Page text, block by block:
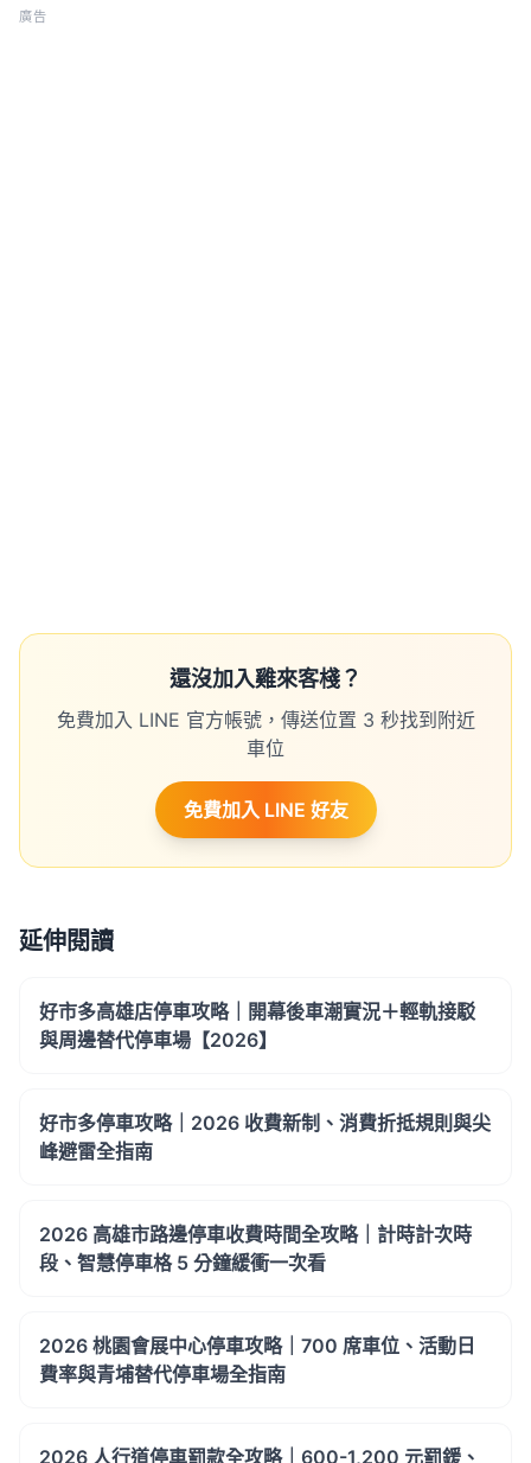
廣告
還沒加入雞來客棧？
免費加入 LINE 官方帳號，傳送位置 3 秒找到附近
車位
免費加入 LINE 好友
延伸閱讀
好市多高雄店停車攻略｜開幕後車潮實況＋輕軌接駁
與周邊替代停車場【2026】
好市多停車攻略｜2026 收費新制、消費折抵規則與尖
峰避雷全指南
2026 高雄市路邊停車收費時間全攻略｜計時計次時
段、智慧停車格 5 分鐘緩衝一次看
2026 桃園會展中心停車攻略｜700 席車位、活動日
費率與青埔替代停車場全指南
2026 人行道停車罰款全攻略｜600-1,200 元罰鍰、